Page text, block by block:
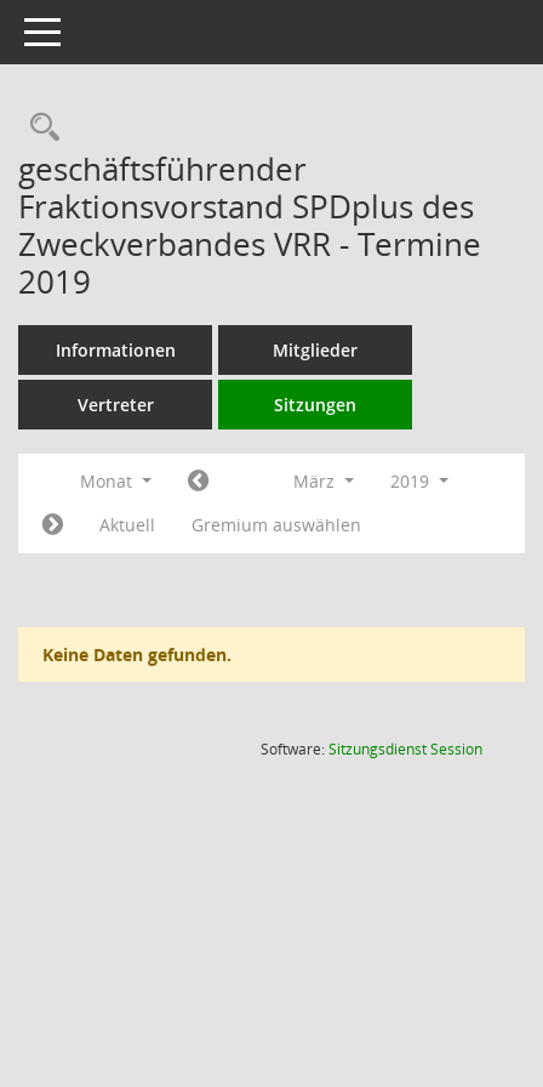
Toggle navigation
Rechercheauswahl
geschäftsführender
Fraktionsvorstand SPDplus des
Zweckverbandes VRR - Termine
2019
Informationen Mitglieder
Vertreter Sitzungen
Monat März
2019
Aktuell
Gremium auswählen
Keine Daten gefunden.
Software:SitzungsdienstSession(Wird in